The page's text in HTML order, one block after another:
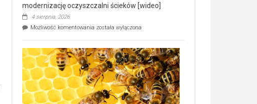
modernizację oczyszczalni ścieków [wideo]
4 sierpnia, 2026
Możliwość komentowania Ekologiczne
Wręczyca
Wielka
z
dofinansowaniem
ponad
15,6
mln
została wyłączona